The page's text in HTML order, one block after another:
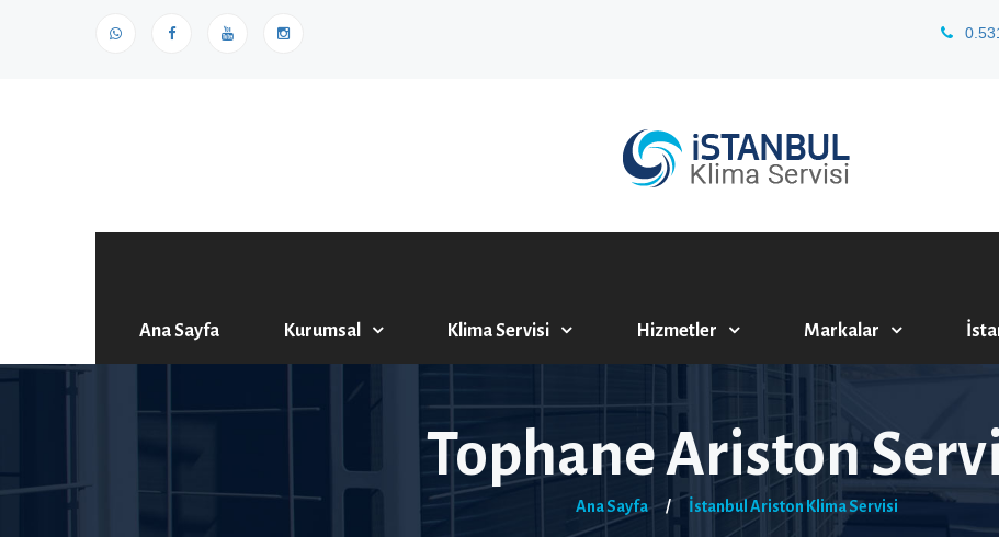
Ana Sayfa Kurumsal Klima Servisi Hizmetler Markalar
Tophane Ariston
Ana Sayfa / İstanbul Ariston Klima Servisi